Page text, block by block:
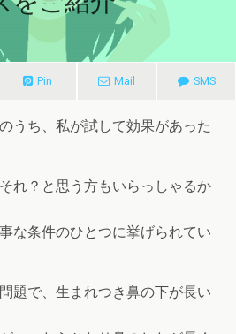
Pin Mail SMS
うち、私が試して効果があった
れ？と思う方もいらっしゃるか
な条件のひとつに挙げられてい
題で、生まれつき鼻の下が長い